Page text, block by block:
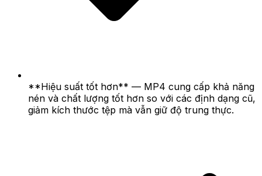
**Hiệu suất tốt hơn** — MP4 cung cấp khả năng
nén và chất lượng tốt hơn so với các định dạng cũ,
giảm kích thước tệp mà vẫn giữ độ trung thực.